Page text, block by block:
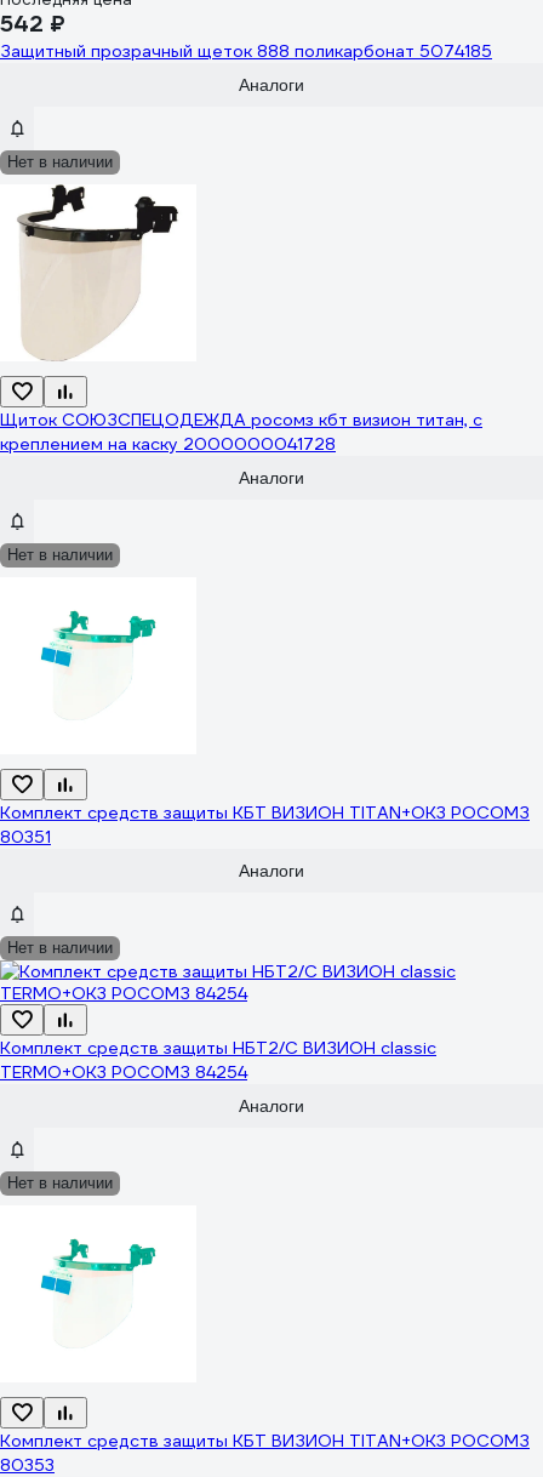
542 ₽
Защитный прозрачный щеток 888 поликарбонат 5074185
Аналоги
Нет в наличии
Щиток СОЮЗСПЕЦОДЕЖДА росомз кбт визион титан, с
креплением на каску 2000000041728
Аналоги
Нет в наличии
Комплект средств защиты КБТ ВИЗИОН TITAN+ОК3 РОСОМЗ
80351
Аналоги
Нет в наличии
Комплект средств защиты НБТ2/C ВИЗИОН classic
TERMO+ОК3 РОСОМЗ 84254
Аналоги
Нет в наличии
Комплект средств защиты КБТ ВИЗИОН TITAN+ОК3 РОСОМЗ
80353